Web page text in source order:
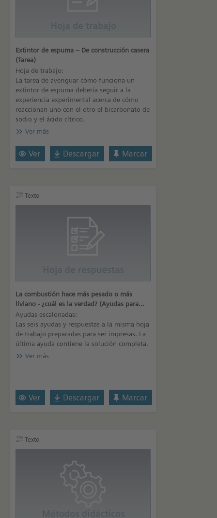
Extintor de espuma – De construcción casera
(Tarea)
Hoja de trabajo:
La tarea de averiguar cómo funciona un
extintor de espuma debería seguir a la
experiencia experimental acerca de cómo
reaccionan uno con el otro el bicarbonato de
sodio y el ácido cítrico.
Ver más
Ver Descargar Marcar
Texto
La combustión hace más pesado o más
liviano - ¿cuál es la verdad? (Ayudas para
impresión)
Ayudas escalonadas:
Las seis ayudas y respuestas a la misma hoja
de trabajo preparadas para ser impresas. La
última ayuda contiene la solución completa.
Ver más
Ver Descargar Marcar
Texto